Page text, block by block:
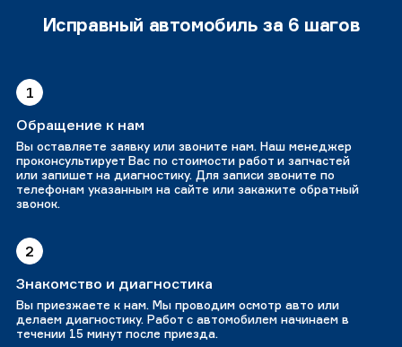
Исправный автомобиль за 6 шагов
1
Обращение к нам
Вы оставляете заявку или звоните нам. Наш менеджер
проконсультирует Вас по стоимости работ и запчастей
или запишет на диагностику. Для записи звоните по
телефонам указанным на сайте или закажите обратный
звонок.
2
Знакомство и диагностика
Вы приезжаете к нам. Мы проводим осмотр авто или
делаем диагностику. Работ с автомобилем начинаем в
течении 15 минут после приезда.